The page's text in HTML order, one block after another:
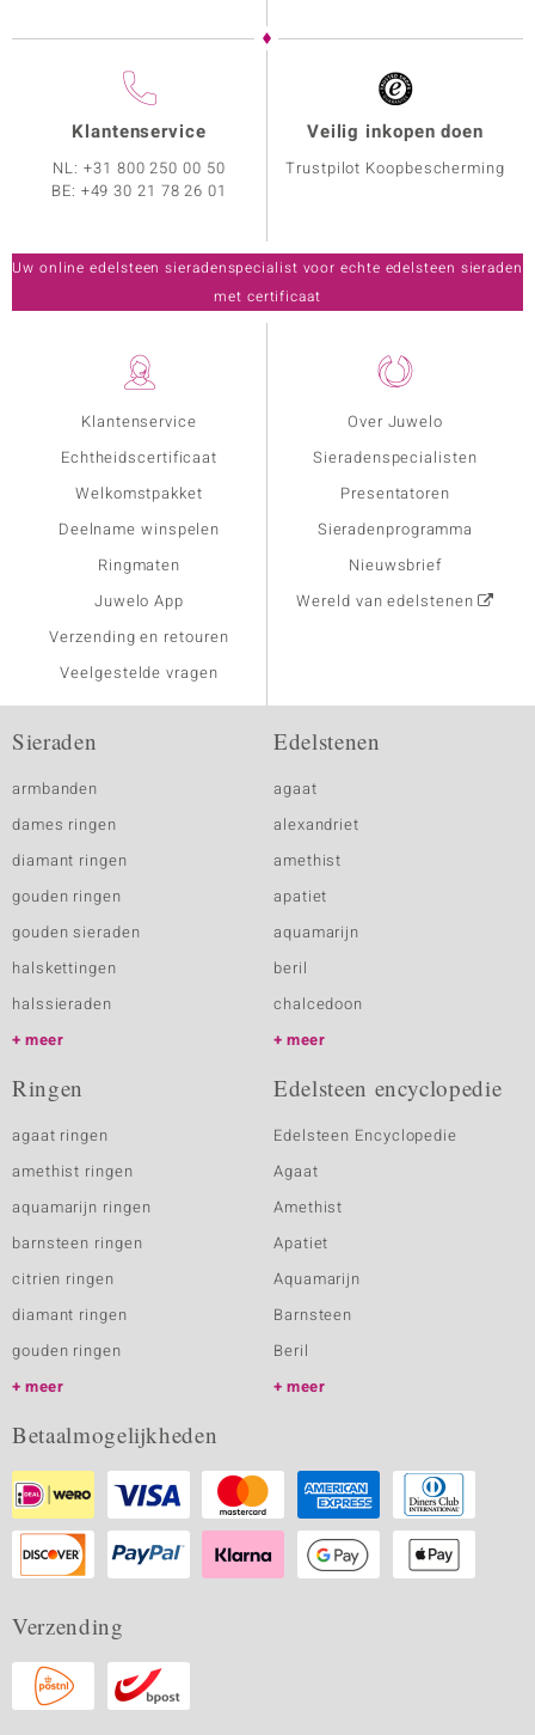
Klantenservice
Echtheidscertificaat
Welkomstpakket
Deelname winspelen
Ringmaten
Juwelo App
Verzending en retouren
Veelgestelde vragen
Over Juwelo
Sieradenspecialisten
Presentatoren
Sieradenprogramma
Nieuwsbrief
Wereld van edelstenen
Klantenservice
NL:+31 800 250 00 50
BE: +49 30 21 78 26 01
Veilig inkopen doen
Trustpilot Koopbescherming
Uw online edelsteen sieradenspecialist voor echte edelsteen sieraden
met certificaat
Sieraden
armbanden
dames ringen
diamant ringen
gouden ringen
gouden sieraden
halskettingen
halssieraden
meer
Edelstenen
agaat
alexandriet
amethist
apatiet
aquamarijn
beril
chalcedoon
meer
Ringen
agaat ringen
amethist ringen
aquamarijn ringen
barnsteen ringen
citrien ringen
diamant ringen
gouden ringen
meer
Edelsteen encyclopedie
Edelsteen Encyclopedie
Agaat
Amethist
Apatiet
Aquamarijn
Barnsteen
Beril
meer
Betaalmogelijkheden
Verzending